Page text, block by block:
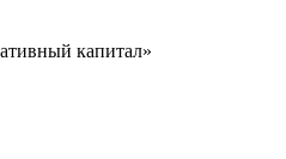
капитал»